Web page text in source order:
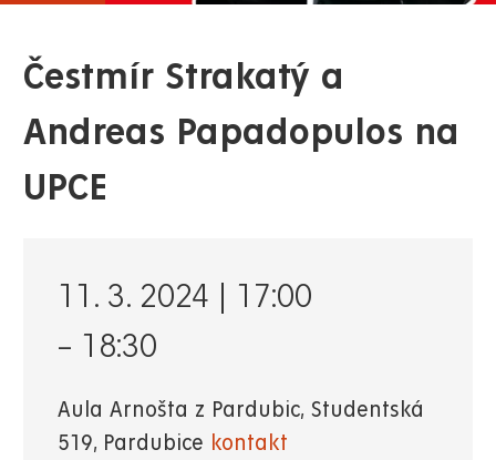
Čestmír Strakatý a
Andreas Papadopulos na
UPCE
11. 3. 2024 | 17:00
– 18:30
Aula Arnošta z Pardubic, Studentská
519, Pardubice kontakt